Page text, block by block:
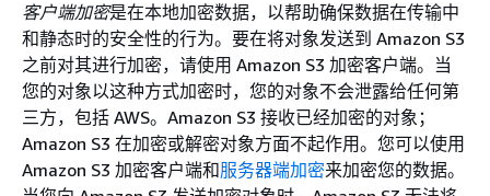
客户端加密是在本地加密数据，以帮助确保数据在传输中
和静态时的安全性的行为。要在将对象发送到 Amazon S3
之前对其进行加密，请使用 Amazon S3 加密客户端。当
您的对象以这种方式加密时，您的对象不会泄露给任何第
三方，包括 AWS。Amazon S3 接收已经加密的对象；
Amazon S3 在加密或解密对象方面不起作用。您可以使用
Amazon S3 加密客户端和服务器端加密来加密您的数据。